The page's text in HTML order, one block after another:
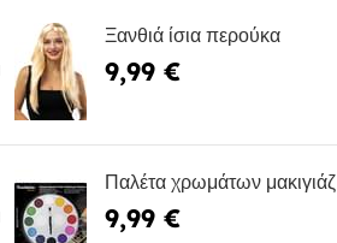
Ξανθιά ίσια περούκα
9,99 €
Παλέτα χρωμάτων μακιγιάζ
9,99 €